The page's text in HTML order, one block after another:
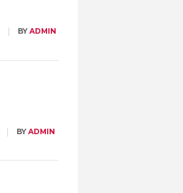
BY ADMIN
BY ADMIN